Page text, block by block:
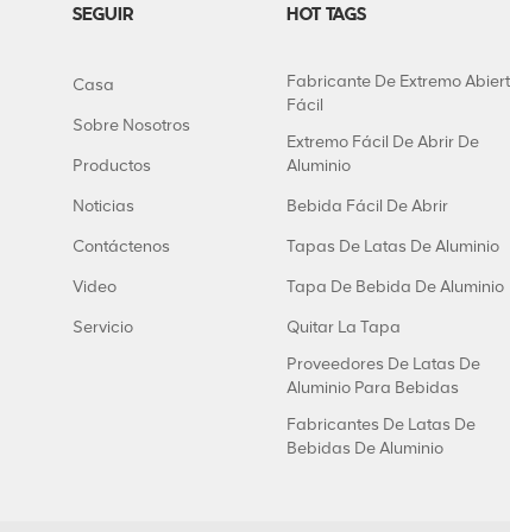
SEGUIR
Casa
Sobre Nosotros
Productos
Noticias
Contáctenos
Video
Servicio
HOT TAGS
Fabricante De Extremo
Fácil
Extremo Fácil De Abrir De
Aluminio
Bebida Fácil De Abrir
Tapas De Latas De Aluminio
Tapa De Bebida De Aluminio
Quitar La Tapa
Proveedores De Latas De
Aluminio Para Bebidas
Fabricantes De Latas De
Bebidas De Aluminio